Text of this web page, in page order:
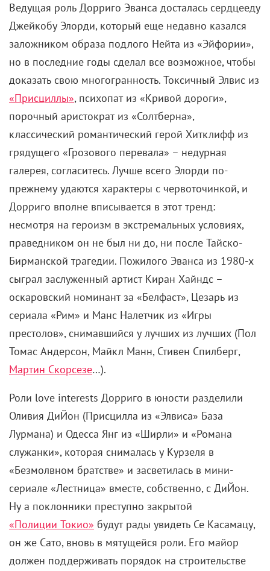
Ведущая роль Дорриго Эванса досталась сердцееду
Джейкобу Элорди, который еще недавно казался
заложником образа подлого Нейта из «Эйфории»,
но в последние годы сделал все возможное, чтобы
доказать свою многогранность. Токсичный Элвис из
«Присциллы», психопат из «Кривой дороги»,
порочный аристократ из «Солтберна»,
классический романтический герой Хитклифф из
грядущего «Грозового перевала» – недурная
галерея, согласитесь. Лучше всего Элорди по-
прежнему удаются характеры с червоточинкой, и
Дорриго вполне вписывается в этот тренд:
несмотря на героизм в экстремальных условиях,
праведником он не был ни до, ни после Тайско-
Бирманской трагедии. Пожилого Эванса из 1980-х
сыграл заслуженный артист Киран Хайндс –
оскаровский номинант за «Белфаст», Цезарь из
сериала «Рим» и Манс Налетчик из «Игры
престолов», снимавшийся у лучших из лучших (Пол
Томас Андерсон, Майкл Манн, Стивен Спилберг,
Мартин Скорсезе…).
Роли love interests Дорриго в юности разделили
Оливия ДиЙон (Присцилла из «Элвиса» База
Лурмана) и Одесса Янг из «Ширли» и «Романа
служанки», которая снималась у Курзеля в
«Безмолвном братстве» и засветилась в мини-
сериале «Лестница» вместе, собственно, с ДиЙон.
Ну а поклонники преступно закрытой
«Полиции Токио» будут рады увидеть Се Касамацу,
он же Сато, вновь в мятущейся роли. Его майор
должен поддерживать порядок на строительстве